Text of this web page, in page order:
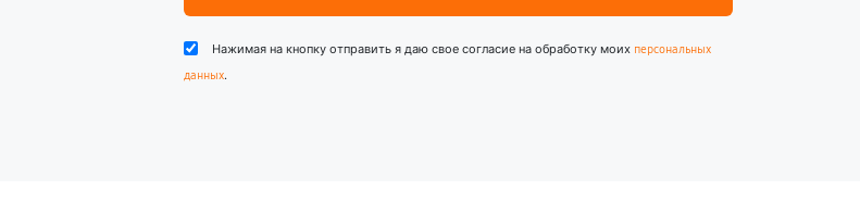
Нажимая на кнопку отправить я даю свое согласие на обработку моих персональных
данных.